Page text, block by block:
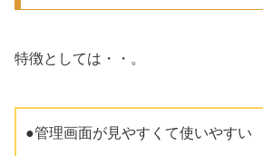
特徴としては・・。
●管理画面が見やすくて使いやすい